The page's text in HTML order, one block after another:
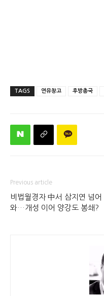
TAGS 연유창고 후방총국
Previous article
비법월경자 中서 삼지연 넘어
와…개성 이어 양강도 봉쇄?